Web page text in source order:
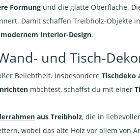
Formung und die glatte Oberfläche.
Damit schaffen Treibholz-Objekte
modernem Interior-Design.
und Tisch-
Beliebtheit. Insbesondere Tischdeko
möchtest, schaffst du mit einer
aus Treibholz, die in
wobei das alte Holz vor allem von